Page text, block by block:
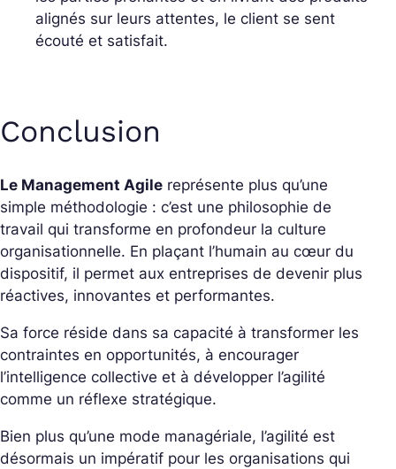
alignés sur leurs attentes, le client se sent
écouté et satisfait.
Conclusion
Le Management Agile représente plus qu’une
simple méthodologie : c’est une philosophie de
travail qui transforme en profondeur la culture
organisationnelle. En plaçant l’humain au cœur du
dispositif, il permet aux entreprises de devenir plus
réactives, innovantes et performantes.
Sa force réside dans sa capacité à transformer les
contraintes en opportunités, à encourager
l’intelligence collective et à développer l’agilité
comme un réflexe stratégique.
Bien plus qu’une mode managériale, l’agilité est
désormais un impératif pour les organisations qui